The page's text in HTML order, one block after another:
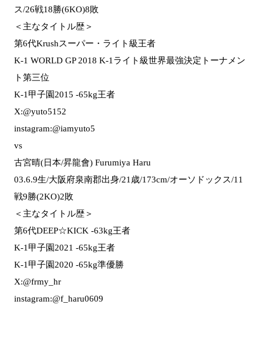
ス/26戦18勝(6KO)8敗
＜主なタイトル歴＞
第6代Krushスーパー・ライト級王者
K-1 WORLD GP 2018 K-1ライト級世界最強決定トーナメン
ト第三位
K-1甲子園2015 -65kg王者
X:@yuto5152
instagram:@iamyuto5
vs
古宮晴(日本/昇龍會) Furumiya Haru
03.6.9生/大阪府泉南郡出身/21歳/173cm/オーソドックス/11
戦9勝(2KO)2敗
＜主なタイトル歴＞
第6代DEEP☆KICK -63kg王者
K-1甲子園2021 -65kg王者
K-1甲子園2020 -65kg準優勝
X:@frmy_hr
instagram:@f_haru0609